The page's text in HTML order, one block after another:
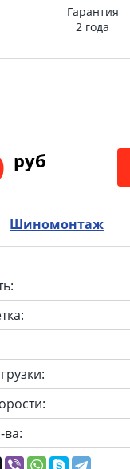
Гарантия
2 года
pуб
Шиномонтаж
ва: